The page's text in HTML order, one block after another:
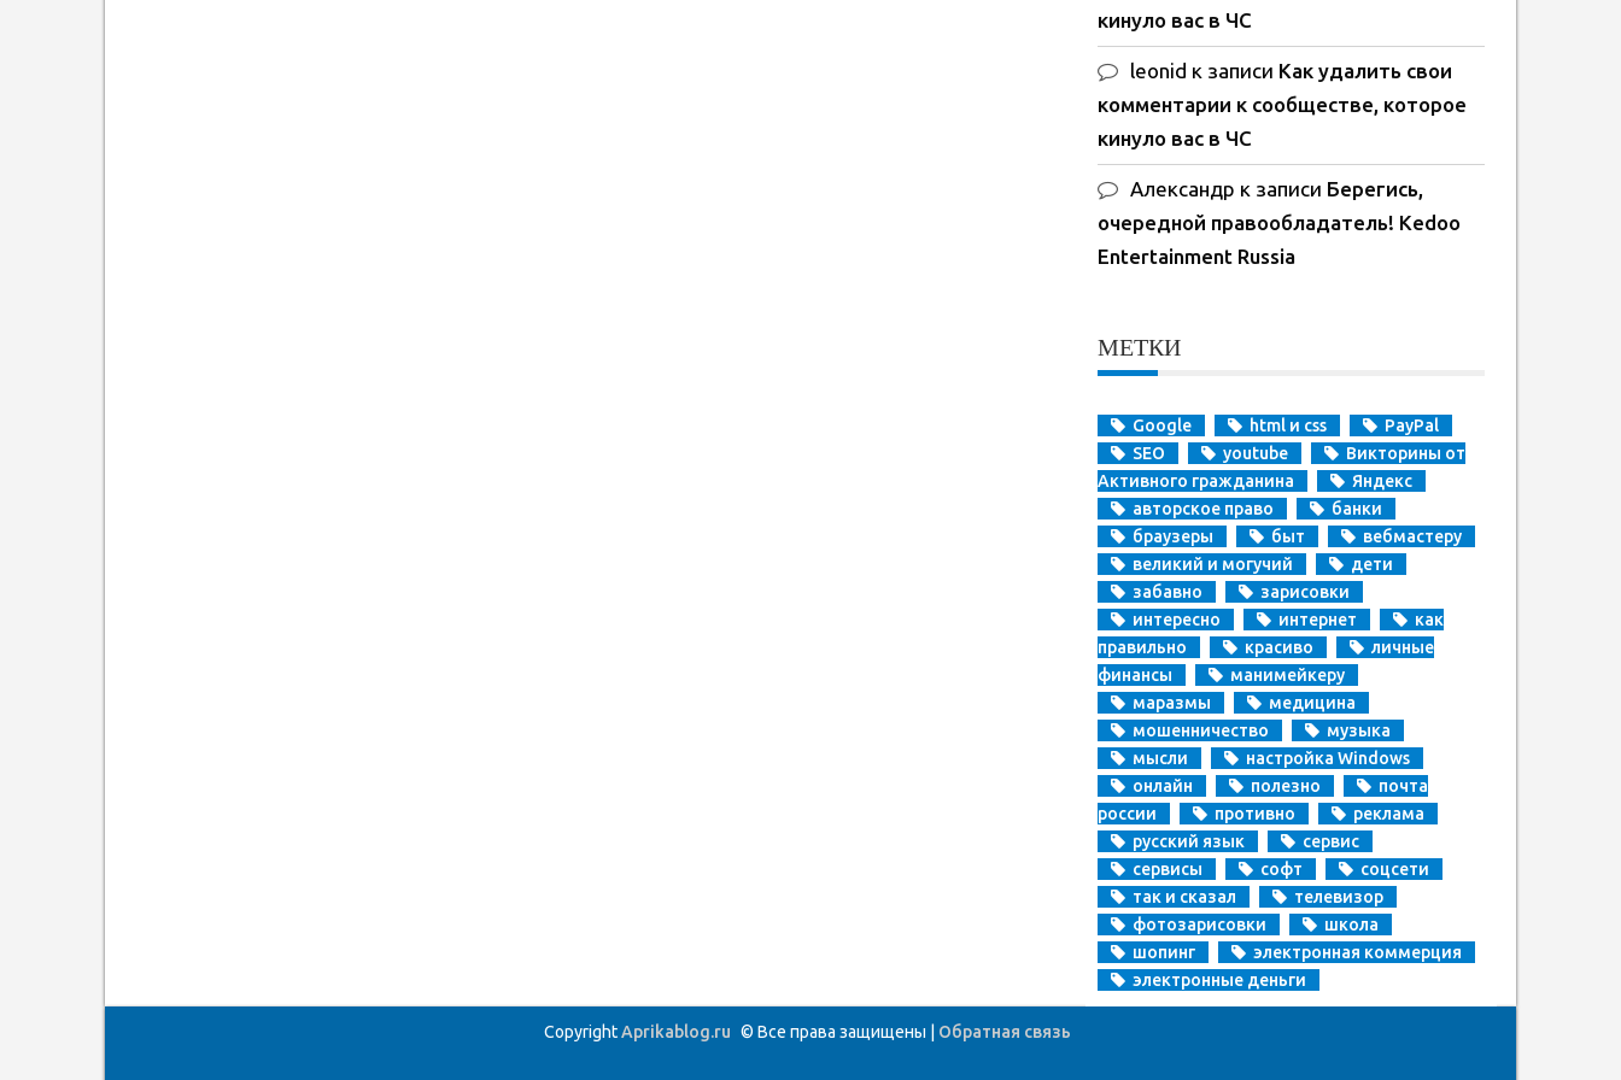
кинуло вас в ЧС
leonid к записи Как удалить свои
комментарии к сообществе, которое
кинуло вас в ЧС
Александр к записи Берегись,
очередной правообладатель! Kedoo
Entertainment Russia
МЕТКИ
Google html и css
PayPal
SEO
youtube
Викторины от
Активного гражданина
Яндекс
авторское право
банки
браузеры
быт
вебмастеру
великий и могучий
дети
забавно
зарисовки
интересно
интернет
как
правильно
красиво
личные
финансы
манимейкеру
маразмы
медицина
мошенничество
музыка
мысли
настройка Windows
онлайн
полезно
почта
россии
противно
реклама
русский язык
сервис
сервисы
софт
соцсети
так и сказал
телевизор
фотозарисовки
школа
шопинг
электронная коммерция
электронные деньги
CopyrightAprikablog.ru © Все права защищены | Обратная связь